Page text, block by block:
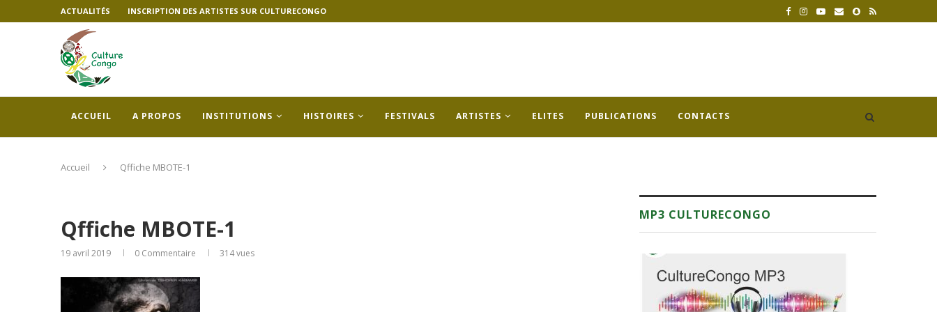
ACTUALITÉS INSCRIPTION DES ARTISTES SUR CULTURECONGO
ACCUEIL A PROPOS INSTITUTIONS HISTOIRES FESTIVALS ARTISTES ELITES PUBLICATIONS CONTACTS
Accueil Qffiche MBOTE-1
Qffiche MBOTE-1
19 avril 2019 0 Commentaire 314vues
MP3 CULTURECONGO